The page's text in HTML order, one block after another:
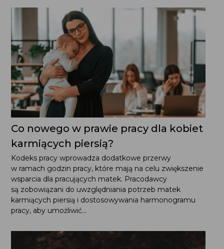
Co nowego w prawie pracy dla kobiet
karmiących piersią?
Kodeks pracy wprowadza dodatkowe przerwy w ramach
godzin pracy, które mają na celu zwiększenie wsparcia dla
pracujących matek. Pracodawcy są zobowiązani
do uwzględniania potrzeb matek karmiących piersią
i dostosowywania harmonogramu pracy, aby umożliwić...